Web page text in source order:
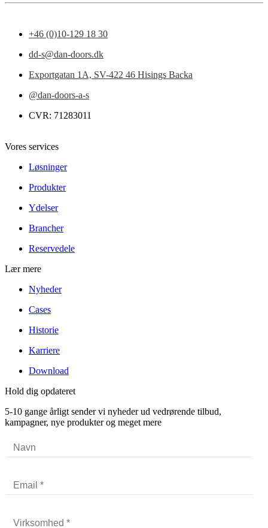
+46 (0)10-129 18 30
dd-s@dan-doors.dk
Exportgatan 1A, SV-422 46 Hisings Backa
@dan-doors-a-s
CVR: 71283011
Vores services
Løsninger
Produkter
Ydelser
Brancher
Reservedele
Lær mere
Nyheder
Cases
Historie
Karriere
Download
Hold dig opdateret
5-10 gange årligt sender vi nyheder ud vedrørende tilbud,
kampagner, nye produkter og meget mere